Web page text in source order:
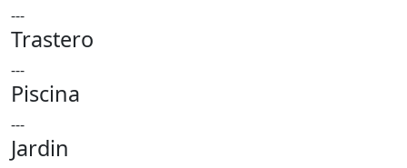
---
Trastero
---
Piscina
---
Jardin